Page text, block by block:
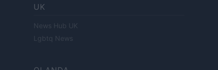
UK
News Hub UK
Lgbtq News